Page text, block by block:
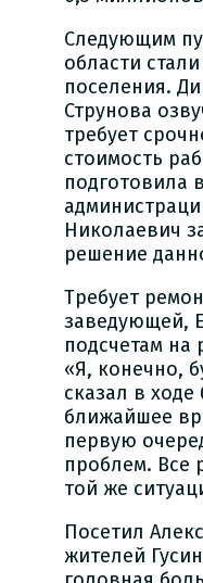
Следующим
области
поселения.
Струнова
требует
стоимость
подготовила
Николаевич
решение
Требует
заведующей,
подсчетам на
«Я, конечно,
сказал в
ближайшее
первую
проблем. Все
той же
Посетил
жителей